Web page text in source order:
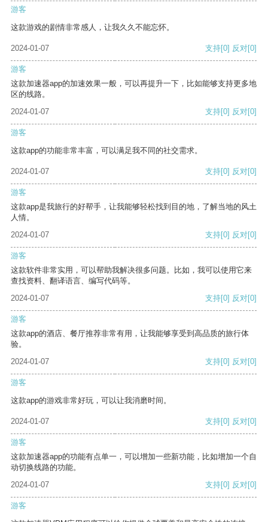
游客
这款游戏的剧情非常感人，让我久久不能忘怀。
2024-01-07 支持[0] 反对[0]
游客
这款加速器app的加速效果一般，可以再提升一下，比如能够支持更多地
区的线路。
2024-01-07
支持[0] 反对[0]
游客
这款app的功能非常丰富，可以满足我不同的社交需求。
2024-01-07 支持[0] 反对[0]
游客
这款app是我旅行的好帮手，让我能够轻松找到目的地，了解当地的风土
人情。
2024-01-07
支持[0] 反对[0]
游客
这款软件非常实用，可以帮助我解决很多问题。比如，我可以使用它来
查找资料、翻译语言、编写代码等。
2024-01-07
支持[0] 反对[0]
游客
这款app的酒店、餐厅推荐非常有用，让我能够享受到高品质的旅行体
验。
2024-01-07
支持[0] 反对[0]
游客
这款app的游戏非常好玩，可以让我消磨时间。
2024-01-07 支持[0] 反对[0]
游客
这款加速器app的功能有点单一，可以增加一些新功能，比如增加一个自
动切换线路的功能。
2024-01-07
支持[0] 反对[0]
游客